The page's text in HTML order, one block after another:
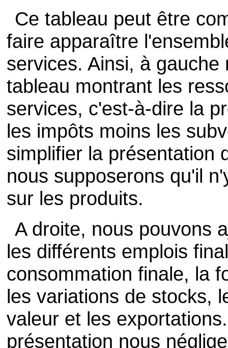
Ce tableau peut être
faire apparaître
services. Ainsi, à
tableau montrant les
services, c'est-à-dire la
les impôts moins les
simplifier la présentation
nous supposerons qu'il
sur les produits.
A droite, nous pouvons
les différents emplois
consommation finale, la
les variations de stocks,
valeur et les
présentation nous